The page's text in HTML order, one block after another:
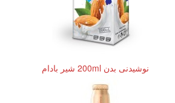
نوشیدنی بدن 200ml شیر بادام